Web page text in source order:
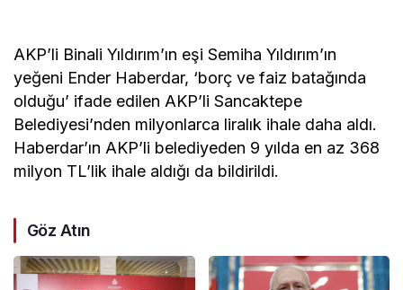
AKP’li Binali Yıldırım’ın eşi Semiha Yıldırım’ın
yeğeni Ender Haberdar, ‘borç ve faiz batağında
olduğu’ ifade edilen AKP’li Sancaktepe
Belediyesi’nden milyonlarca liralık ihale daha aldı.
Haberdar’ın AKP’li belediyeden 9 yılda en az 368
milyon TL’lik ihale aldığı da bildirildi.
Göz Atın